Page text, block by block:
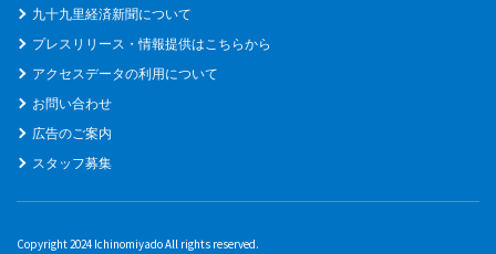
九十九里経済新聞について
プレスリリース・情報提供はこちらから
アクセスデータの利用について
お問い合わせ
広告のご案内
スタッフ募集
Copyright 2024 Ichinomiyado All rights reserved.